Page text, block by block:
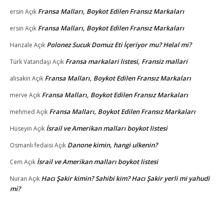
ersin Açık Fransa Malları, Boykot Edilen Fransız Markaları
ersin Açık Fransa Malları, Boykot Edilen Fransız Markaları
Hanzale Açık Polonez Sucuk Domuz Eti İçeriyor mu? Helal mi?
Türk Vatandaşı Açık Fransa markalari listesi, Fransiz mallari
alisakin Açık Fransa Malları, Boykot Edilen Fransız Markaları
merve Açık Fransa Malları, Boykot Edilen Fransız Markaları
mehmed Açık Fransa Malları, Boykot Edilen Fransız Markaları
Hüseyin Açık İsrail ve Amerikan malları boykot listesi
Osmanlı fedaisi Açık Danone kimin, hangi ulkenin?
Cem Açık İsrail ve Amerikan malları boykot listesi
Nuran Açık Hacı Şakir kimin? Sahibi kim? Hacı Şakir yerli mi yahudi
mi?